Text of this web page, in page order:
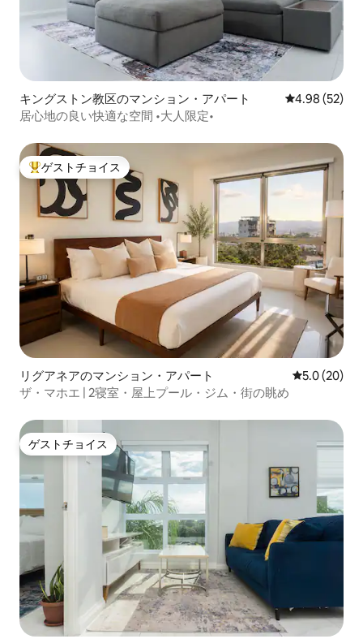
キングストン教区のマンション・アパート レビュー52
4.98 (52)
居心地の良い快適な空間 •大人限定•
大好評のゲストチョイスです。
ゲストチョイス
リグアネアのマンション・アパート レビュー20
5.0 (20)
ザ・マホエ | 2寝室・屋上プール・ジム・街の眺め
ゲストチョイス
ゲストチョイス